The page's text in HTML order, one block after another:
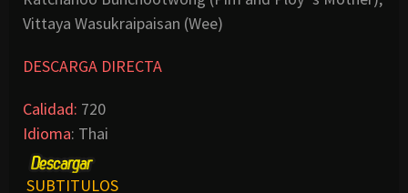
Vittaya Wasukraipaisan (Wee)
DESCARGA DIRECTA
Calidad: 720
Idioma: Thai
SUBTITULOS